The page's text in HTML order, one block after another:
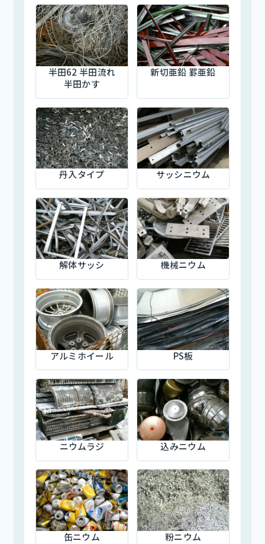
半田62 半田流れ
半田かす
新切亜鉛 罫亜鉛
丹入タイプ サッシニウム
解体サッシ 機械ニウム
アルミホイール PS板
ニウムラジ 込みニウム
缶ニウム 粉ニウム